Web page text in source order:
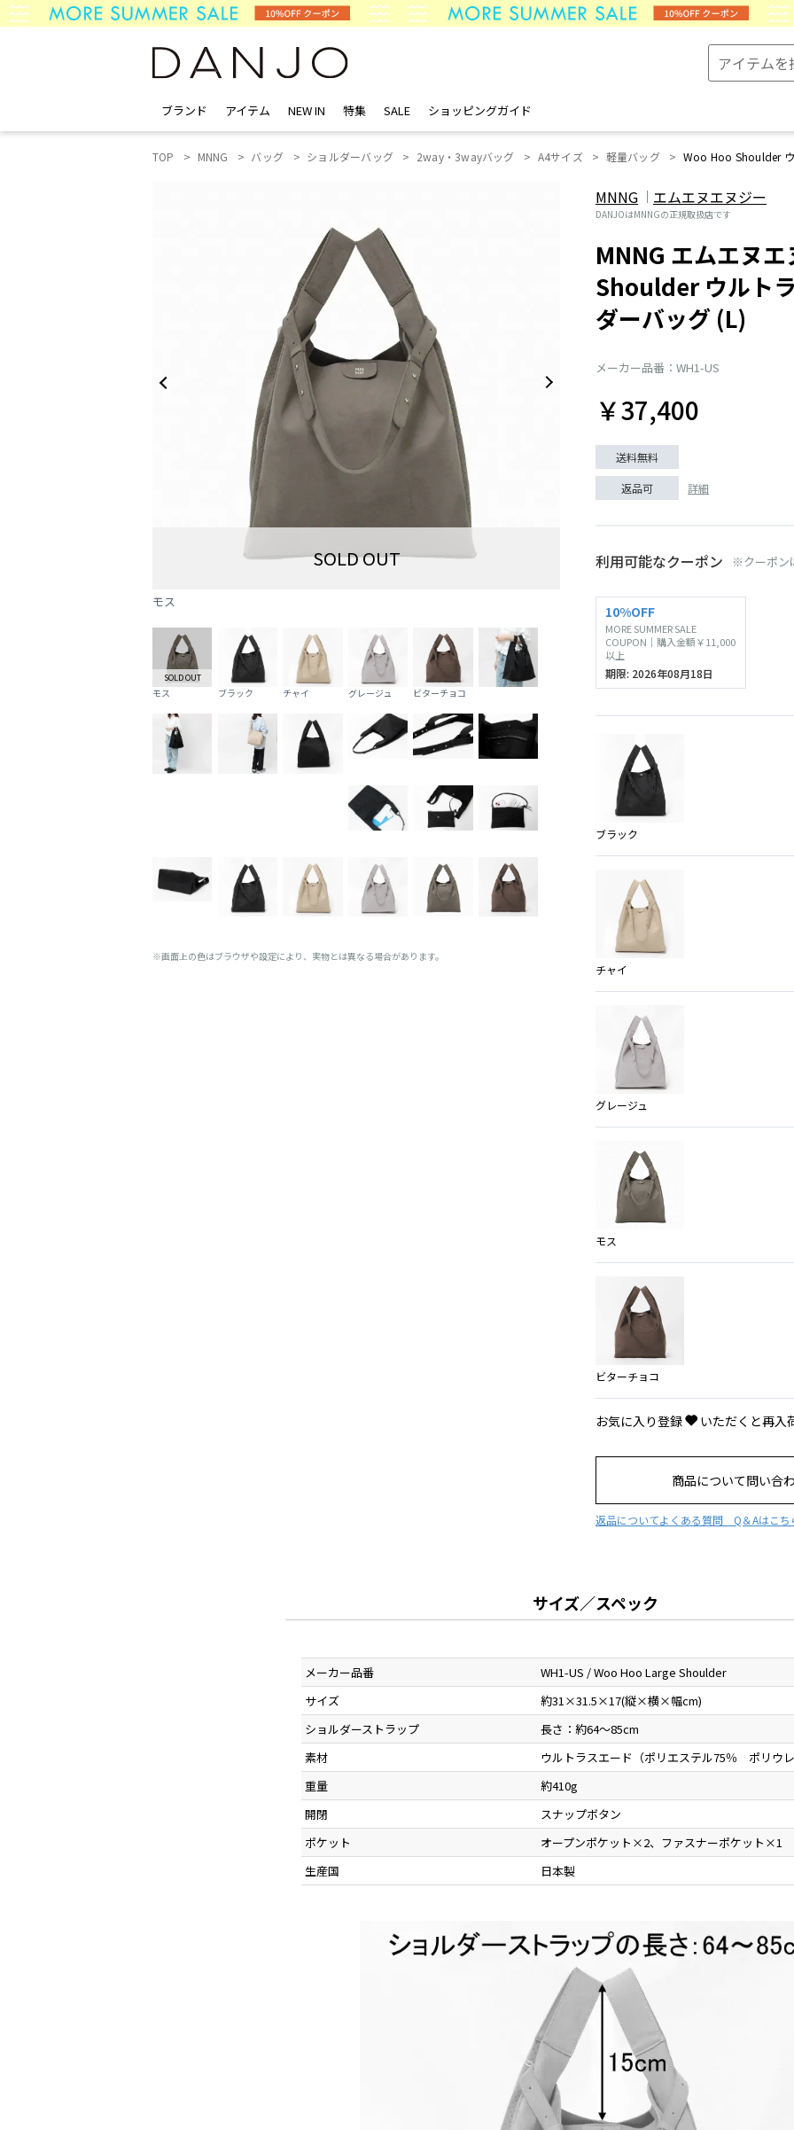
ブランド アイテム NEW IN 特集 SALE ショッピングガイド
TOP MNNG バッグ ショルダーバッグ 2way・3wayバッグ A4サイズ 軽量バッグ Woo Hoo Shoulder
SOLD OUT
モス ブラック
SOLD OUT
モス ブラック チャイ グレージュ ビターチョコ
※画面上の色はブラウザや設定により、実物とは異なる場合があります。
MNNG エムエヌエヌジー
DANJOはMNNGの正規取扱店です
MNNG エムエヌ
Shoulder ウルト
ダーバッグ (L)
メーカー品番：WH1-US
￥37,400
送料無料
返品可 詳細
利用可能なクーポン ※クーポン
10%OFF
MORE SUMMER SALE
COUPON｜購入金額￥11,000
以上
期限: 2026年08月18日
ブラック
チャイ
グレージュ
モス
ビターチョコ
お気に入り登録 いただくと再入
商品について問い合
返品についてよくある質問 Q＆Aはこち
サイズ／スペック
メーカー品番
WH1-US / Woo Hoo Large Shoulder
サイズ
約31×31.5×17(縦×横×幅cm)
ショルダーストラップ
長さ：約64～85cm
素材
ウルトラスエード（ポリエステル75％ ポリウレ
重量
約410g
開閉
スナップボタン
ポケット
オープンポケット×2、ファスナーポケット×1
生産国
日本製